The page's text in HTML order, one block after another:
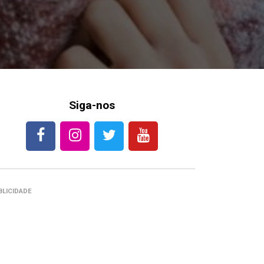
Siga-nos